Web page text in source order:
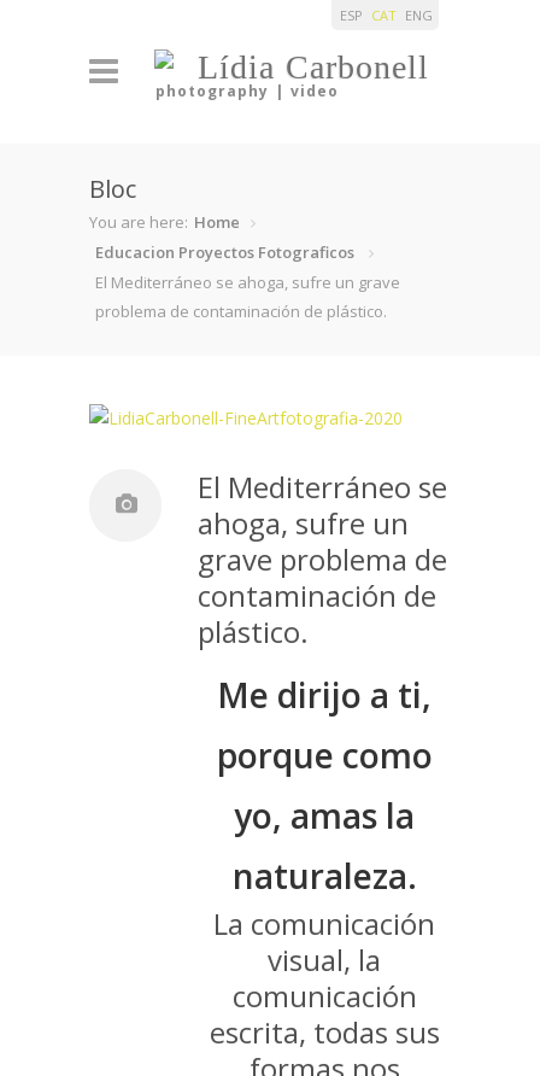
Lídia Carbonell
photography | video
ESP CAT ENG
Bloc
You are here: Home
Educacion Proyectos Fotograficos
El Mediterráneo se ahoga, sufre un grave
problema de contaminación de plástico.
El Mediterráneo se
ahoga, sufre un
grave problema de
contaminación de
plástico.
Me dirijo a ti,
porque como
yo, amas la
naturaleza.
La comunicación
visual, la
comunicación
escrita, todas sus